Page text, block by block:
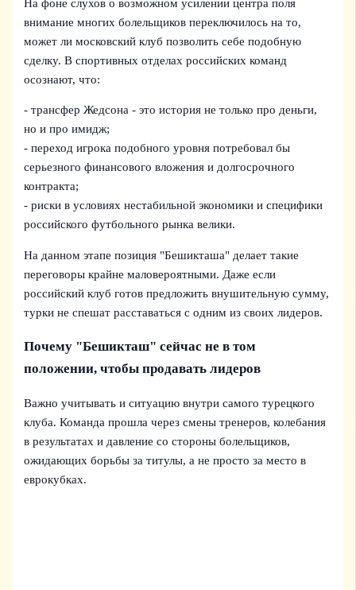
На фоне слухов о возможном усилении центра поля
внимание многих болельщиков переключилось на то,
может ли московский клуб позволить себе подобную
сделку. В спортивных отделах российских команд
осознают, что:
- трансфер Жедсона - это история не только про деньги,
но и про имидж;
- переход игрока подобного уровня потребовал бы
серьезного финансового вложения и долгосрочного
контракта;
- риски в условиях нестабильной экономики и специфики
российского футбольного рынка велики.
На данном этапе позиция "Бешикташа" делает такие
переговоры крайне маловероятными. Даже если
российский клуб готов предложить внушительную сумму,
турки не спешат расставаться с одним из своих лидеров.
Почему "Бешикташ" сейчас не в том
положении, чтобы продавать лидеров
Важно учитывать и ситуацию внутри самого турецкого
клуба. Команда прошла через смены тренеров, колебания
в результатах и давление со стороны болельщиков,
ожидающих борьбы за титулы, а не просто за место в
еврокубках.